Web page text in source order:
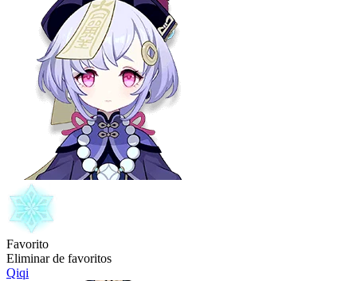
Favorito
Eliminar de favoritos
Qiqi